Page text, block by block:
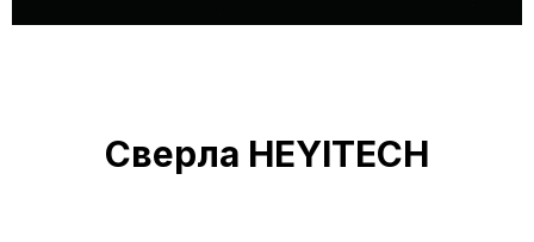
Сверла HEYITECH